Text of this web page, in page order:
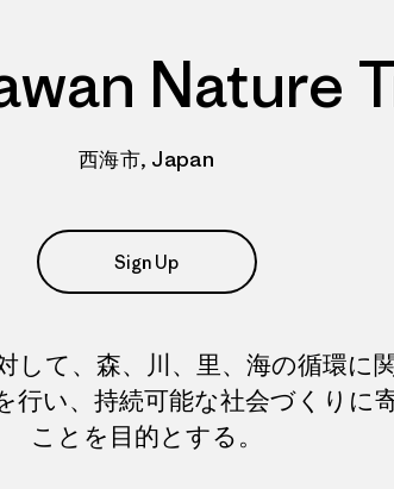
Nature
西海市, Japan
Sign Up
して、森、川、里、海の循環に
行い、持続可能な社会づくりに
ことを目的とする。